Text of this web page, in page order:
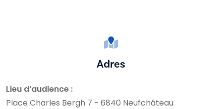
Adres
Lieu d’audience :
Place Charles Bergh 7 - 6840 Neufchâteau